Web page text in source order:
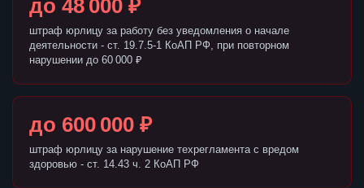
до 48 000 ₽
штраф юрлицу за работу без уведомления о начале
деятельности - ст. 19.7.5-1 КоАП РФ, при повторном
нарушении до 60 000 ₽
до 600 000 ₽
штраф юрлицу за нарушение техрегламента с вредом
здоровью - ст. 14.43 ч. 2 КоАП РФ